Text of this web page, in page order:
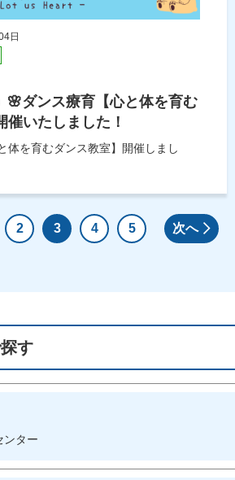
日
🌸ダンス療育【心と体を育む
催いたしました！
体を育むダンス教室】開催しまし
2 3 4 5 次へ
す
ンター